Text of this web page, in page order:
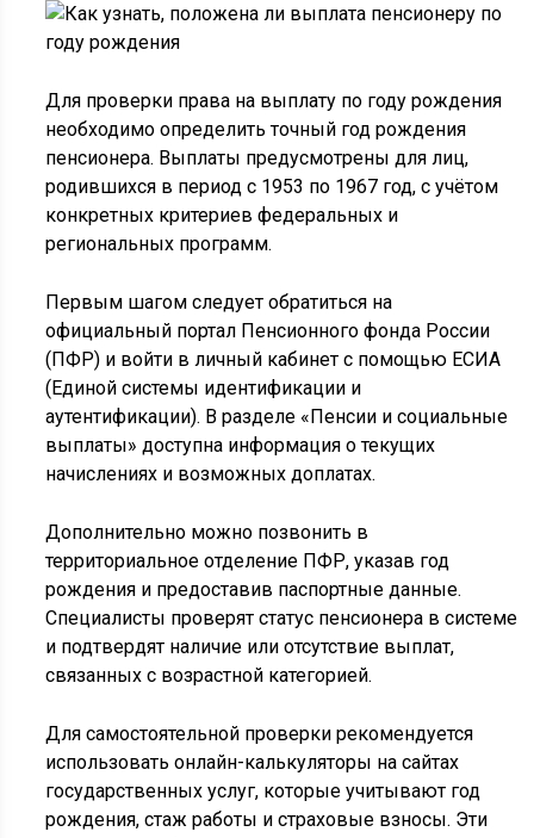
Для проверки права на выплату по году рождения
необходимо определить точный год рождения
пенсионера. Выплаты предусмотрены для лиц,
родившихся в период с 1953 по 1967 год, с учётом
конкретных критериев федеральных и
региональных программ.
Первым шагом следует обратиться на
официальный портал Пенсионного фонда России
(ПФР) и войти в личный кабинет с помощью ЕСИА
(Единой системы идентификации и
аутентификации). В разделе «Пенсии и социальные
выплаты» доступна информация о текущих
начислениях и возможных доплатах.
Дополнительно можно позвонить в
территориальное отделение ПФР, указав год
рождения и предоставив паспортные данные.
Специалисты проверят статус пенсионера в системе
и подтвердят наличие или отсутствие выплат,
связанных с возрастной категорией.
Для самостоятельной проверки рекомендуется
использовать онлайн-калькуляторы на сайтах
государственных услуг, которые учитывают год
рождения, стаж работы и страховые взносы. Эти